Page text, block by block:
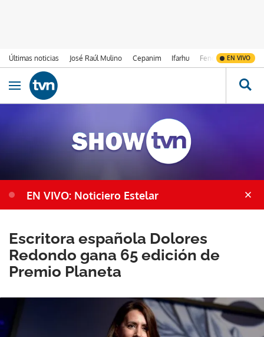
Últimas noticias José Raúl Mulino Cepanim Ifarhu Fenómeno de El
EN VIVO
Ir al contenido
Obrir navegació
EN VIVO: Noticiero Estelar
Escritora española Dolores
Redondo gana 65 edición de
Premio Planeta